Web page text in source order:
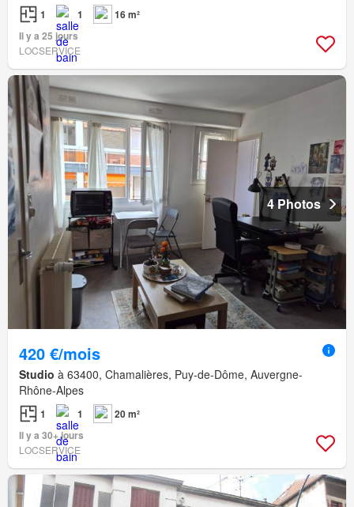
1 1
16 m²
Il y a 25 jours
LOCSERVICE
4 Photos
420 €/mois
Studio à 63400, Chamalières, Puy-de-Dôme, Auvergne-
Rhône-Alpes
1 1
20 m²
Il y a 30+ jours
LOCSERVICE